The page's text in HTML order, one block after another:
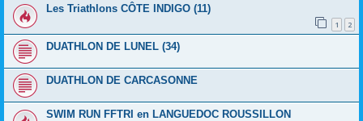
Les Triathlons CÔTE INDIGO (11)
1 2
DUATHLON DE LUNEL (34)
DUATHLON DE CARCASONNE
SWIM RUN FFTRI en LANGUEDOC ROUSSILLON